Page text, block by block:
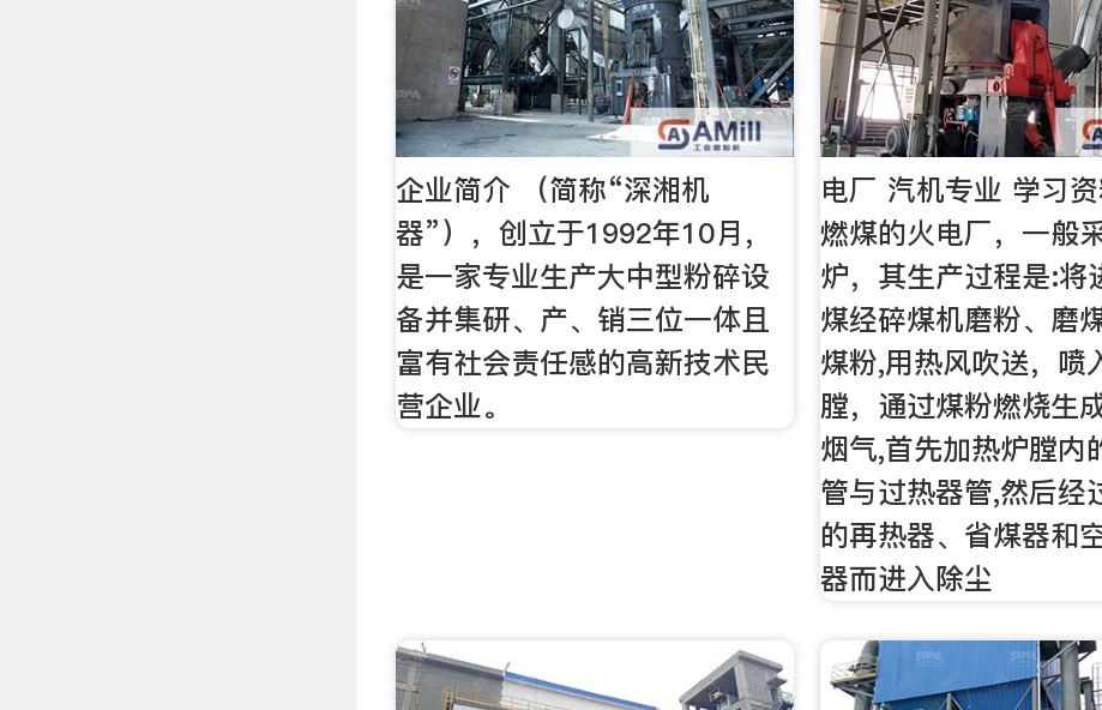
企业简介 （简称“深湘机
器”），创立于1992年10月，
是一家专业生产大中型粉碎设
备并集研、产、销三位一体且
富有社会责任感的高新技术民
营企业。
电厂 汽机专业 学习
燃煤的火电厂，一般
炉，其生产过程是:将
煤经碎煤机磨粉、磨
煤粉,用热风吹送，喷
膛，通过煤粉燃烧生
烟气,首先加热炉膛内
管与过热器管,然后经
的再热器、省煤器和
器而进入除尘